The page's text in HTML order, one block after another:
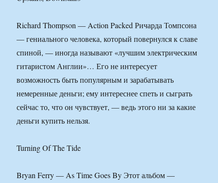
Richard Thompson — Action Packed Ричарда Томпсона
— гениального человека, который повернулся к славе
спиной, — иногда называют «лучшим электрическим
гитаристом Англии»… Его не интересует
возможность быть популярным и зарабатывать
немеренные деньги; ему интереснее спеть и сыграть
сейчас то, что он чувствует, — ведь этого ни за какие
деньги купить нельзя.
Turning Of The Tide
Bryan Ferry — As Time Goes By Этот альбом —